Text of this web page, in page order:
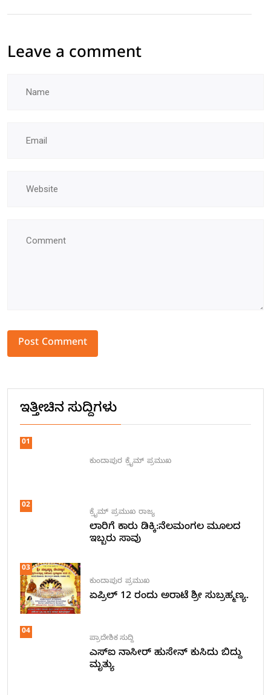
Leave a comment
ಇತ್ತೀಚಿನ ಸುದ್ದಿಗಳು
01
ಕುಂದಾಪುರ ಕ್ರೈಮ್ ಪ್ರಮುಖ
02
ಕ್ರೈಮ್ ಪ್ರಮುಖ ರಾಜ್ಯ
ಲಾರಿಗೆ ಕಾರು ಡಿಕ್ಕಿ:ನೆಲಮಂಗಲ ಮೂಲದ
ಇಬ್ಬರು ಸಾವು
03
ಕುಂದಾಪುರ ಪ್ರಮುಖ
ಏಪ್ರಿಲ್ 12 ರಂದು ಅರಾಟೆ ಶ್ರೀ ಸುಬ್ರಹ್ಮಣ್ಯ.
04
ಪ್ರಾದೇಶಿಕ ಸುದ್ದಿ
ಎಸ್ಐ ನಾಸೀರ್ ಹುಸೇನ್ ಕುಸಿದು ಬಿದ್ದು
ಮೃತ್ಯು